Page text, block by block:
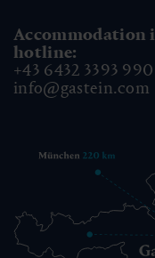
hotline:
+43 6432 3393 990
info@gastein.com